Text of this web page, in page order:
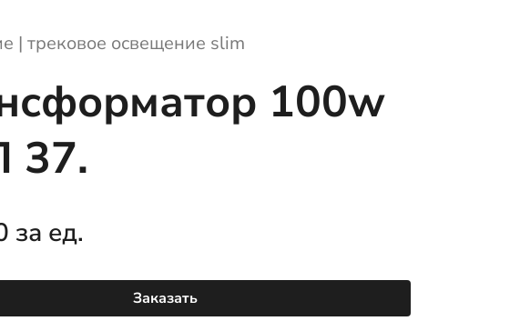
| трековое освещение slim
100w
37.
за ед.
Заказать